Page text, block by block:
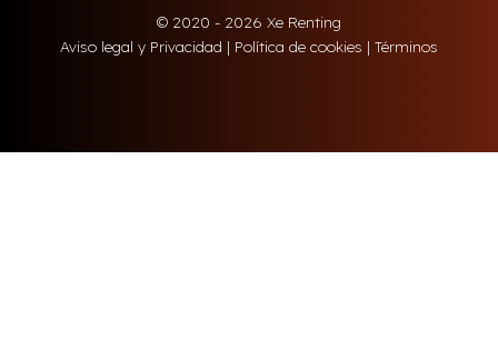
© 2020 - 2026 Xe Renting
Aviso legal y Privacidad | Política de cookies | Términos